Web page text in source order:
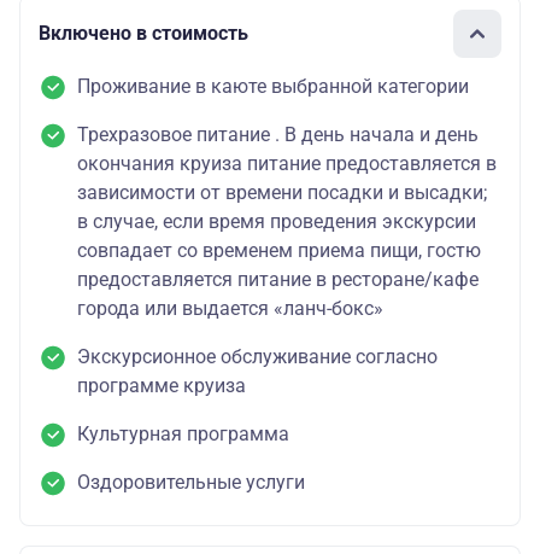
Включено в стоимость
Проживание в каюте выбранной категории
Трехразовое питание . В день начала и день
окончания круиза питание предоставляется в
зависимости от времени посадки и высадки;
в случае, если время проведения экскурсии
совпадает со временем приема пищи, гостю
предоставляется питание в ресторане/кафе
города или выдается «ланч-бокс»
Экскурсионное обслуживание согласно
программе круиза
Культурная программа
Оздоровительные услуги